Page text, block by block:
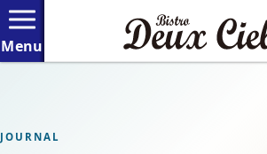
JOURNAL